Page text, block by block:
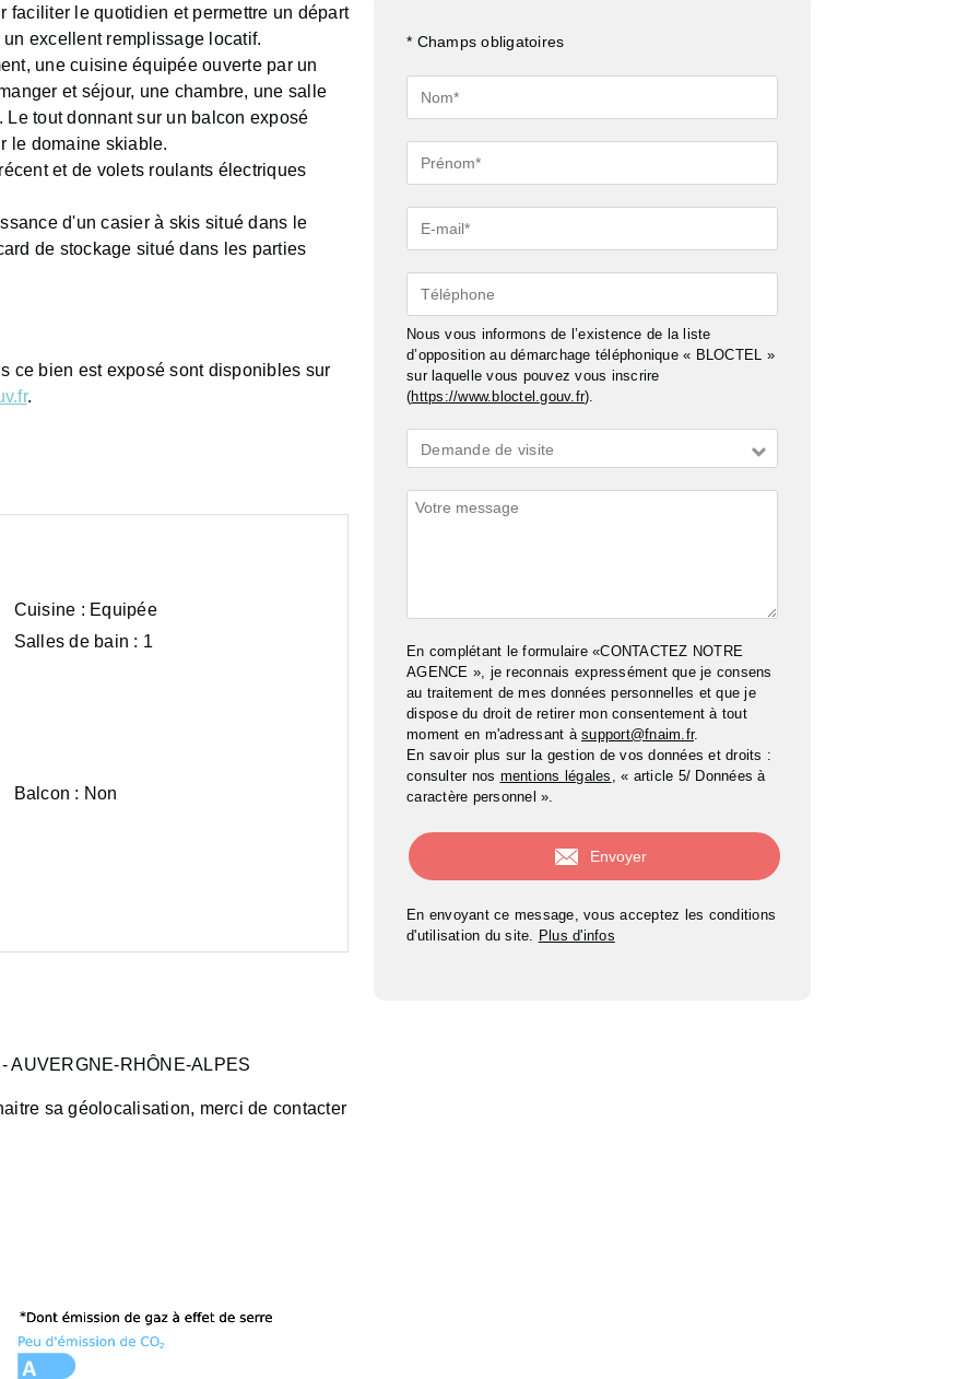
faciliter le quotidien et permettre un départ
excellent remplissage locatif.
une cuisine équipée ouverte par un
et séjour, une chambre, une salle
tout donnant sur un balcon exposé
le domaine skiable.
et de volets roulants électriques
d'un casier à skis situé dans le
de stockage situé dans les parties
ce bien est exposé sont disponibles sur
.
Cuisine : Equipée
Salles de bain : 1
Balcon : Non
- AUVERGNE-RHÔNE-ALPES
sa géolocalisation, merci de contacter
* Champs obligatoires
Nom*
Prénom*
E-
mail*
Téléphone
Nous vous informons de l’existence de la liste
d’opposition au démarchage téléphonique « BLOCTEL »
sur laquelle vous pouvez vous inscrire
(https://www.bloctel.gouv.fr).
Demande
*
Demande de visite
Commentaires
En complétant le formulaire «CONTACTEZ NOTRE
AGENCE », je reconnais expressément que je consens
au traitement de mes données personnelles et que je
dispose du droit de retirer mon consentement à tout
moment en m'adressant à support@fnaim.fr.
En savoir plus sur la gestion de vos données et droits :
consulter nos mentions légales , « article 5/ Données à
caractère personnel ».
En envoyant ce message, vous acceptez les conditions
d'utilisation du site.
Plus d'infos